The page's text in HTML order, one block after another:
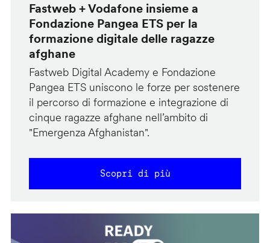
Fastweb + Vodafone insieme a
Fondazione Pangea ETS per la
formazione digitale delle ragazze
afghane
Fastweb Digital Academy e Fondazione
Pangea ETS uniscono le forze per sostenere
il percorso di formazione e integrazione di
cinque ragazze afghane nell’ambito di
"Emergenza Afghanistan".
Scopri di più